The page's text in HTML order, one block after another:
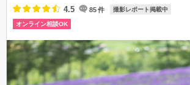
4.5 85件 撮影レポート掲載中
オンライン相談OK